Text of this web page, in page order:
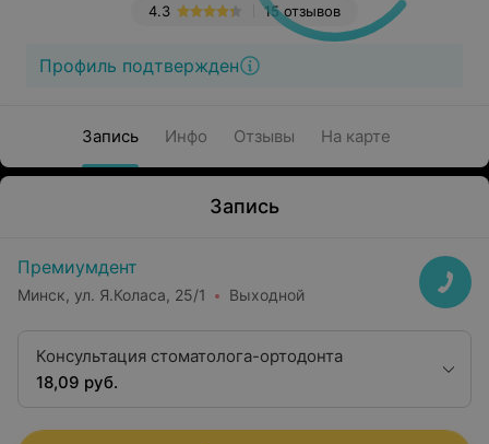
15 отзывов
4.3
Профиль подтвержден
Запись Инфо Отзывы На карте
Запись
Премиумдент
Минск, ул. Я.Коласа, 25/1 Выходной
Консультация стоматолога-ортодонта
18,09 руб.